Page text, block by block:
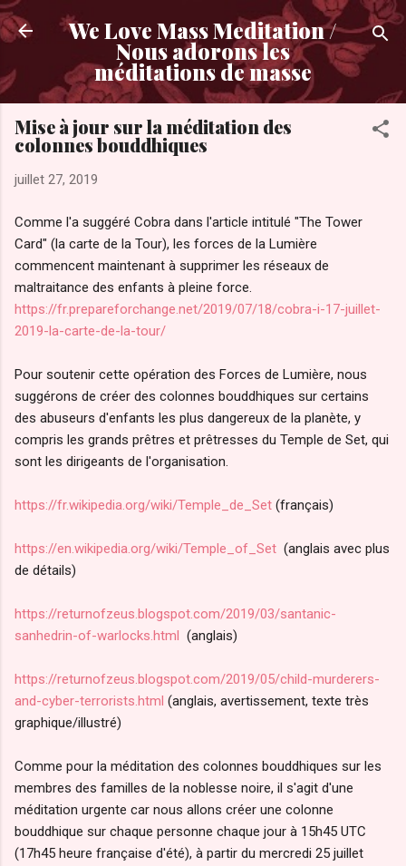
Accéder au contenu principal
We Love Mass Meditation /
Nous adorons les
méditations de masse
Mise à jour sur la méditation des
colonnes bouddhiques
juillet 27, 2019
Comme l'a suggéré Cobra dans l'article intitulé "The Tower
Card" (la carte de la Tour), les forces de la Lumière
commencent maintenant à supprimer les réseaux de
maltraitance des enfants à pleine force.
https://fr.prepareforchange.net/2019/07/18/cobra-i-17-juillet-
2019-la-carte-de-la-tour/
Pour soutenir cette opération des Forces de Lumière, nous
suggérons de créer des colonnes bouddhiques sur certains
des abuseurs d'enfants les plus dangereux de la planète, y
compris les grands prêtres et prêtresses du Temple de Set, qui
sont les dirigeants de l'organisation.
https://fr.wikipedia.org/wiki/Temple_de_Set (français)
https://en.wikipedia.org/wiki/Temple_of_Set (anglais avec plus
de détails)
https://returnofzeus.blogspot.com/2019/03/santanic-
sanhedrin-of-warlocks.html (anglais)
https://returnofzeus.blogspot.com/2019/05/child-murderers-
and-cyber-terrorists.html (anglais, avertissement, texte très
graphique/illustré)
Comme pour la méditation des colonnes bouddhiques sur les
membres des familles de la noblesse noire, il s'agit d'une
méditation urgente car nous allons créer une colonne
bouddhique sur chaque personne chaque jour à 15h45 UTC
(17h45 heure française d'été), à partir du mercredi 25 juillet